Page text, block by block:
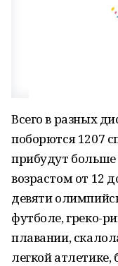
Всего в разных
поборются 1207
прибудут больше
возрастом от 12
девяти
футболе, греко-
плавании,
легкой атлетике,